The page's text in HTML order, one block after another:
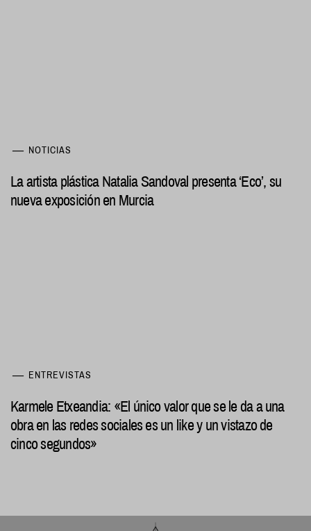
NOTICIAS
La artista plástica Natalia Sandoval presenta ‘Eco’, su
nueva exposición en Murcia
ENTREVISTAS
Karmele Etxeandia: «El único valor que se le da a una
obra en las redes sociales es un like y un vistazo de
cinco segundos»